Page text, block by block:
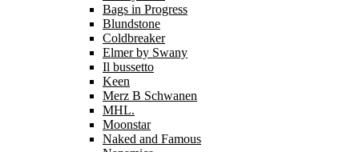
Bags in Progress
Blundstone
Coldbreaker
Elmer by Swany
Il bussetto
Keen
Merz B Schwanen
MHL.
Moonstar
Naked and Famous